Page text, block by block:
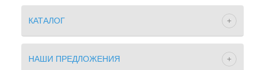
КАТАЛОГ
НАШИ ПРЕДЛОЖЕНИЯ